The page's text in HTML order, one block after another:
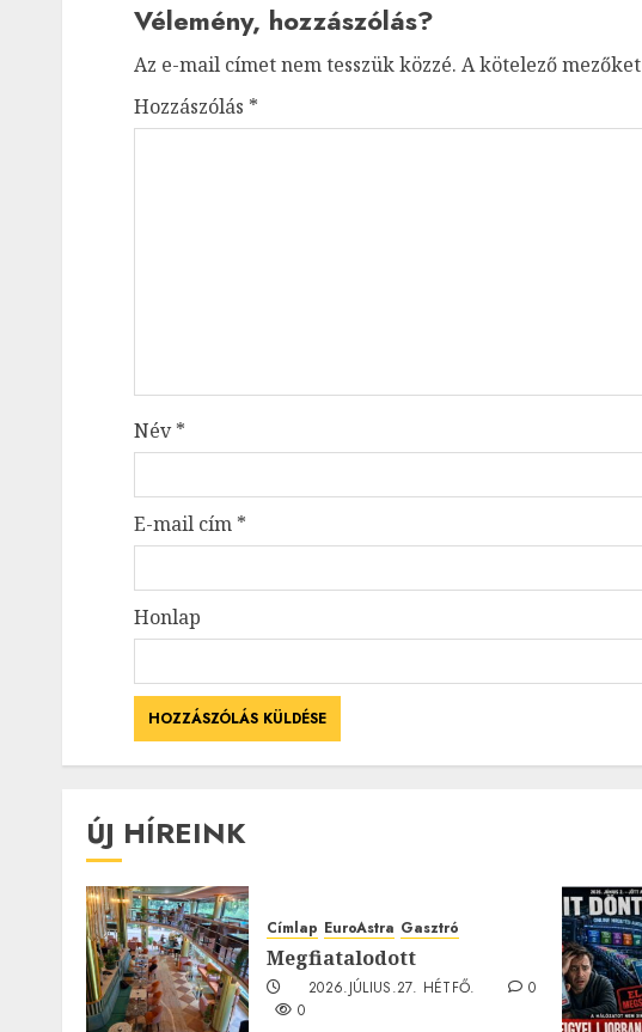
Vélemény, hozzászólás?
Az e-mail címet nem tesszük közzé. A kötelező mezőket
Hozzászólás *
Név*
E-mail cím *
Honlap
ÚJ HÍREINK
Címlap EuroAstra Gasztró
Megfiatalodott
2026.JÚLIUS.27. HÉTFŐ.
0
0